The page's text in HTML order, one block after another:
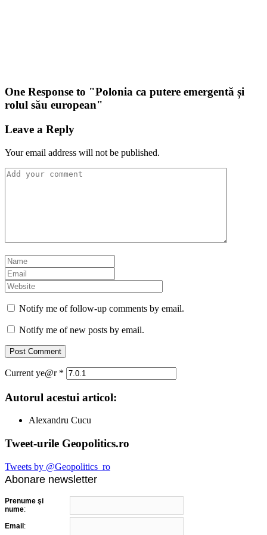
One Response to "Polonia ca putere emergentă și
rolul său european"
Leave a Reply
Your email address will not be published.
Notify me of follow-up comments by email.
Notify me of new posts by email.
Current ye@r *
Autorul acestui articol:
Alexandru Cucu
Tweet-urile Geopolitics.ro
Tweets by @Geopolitics_ro
Abonare newsletter
Prenume şi
nume:
Email: